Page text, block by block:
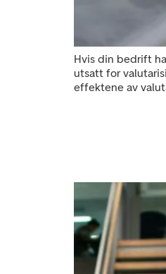
Hvis din bedrift
utsatt for
effektene av